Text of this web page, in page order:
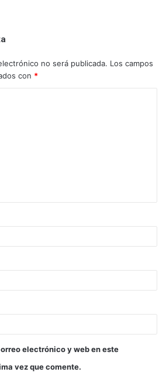
no será publicada. Los campos
con *
electrónico y web en este
vez que comente.